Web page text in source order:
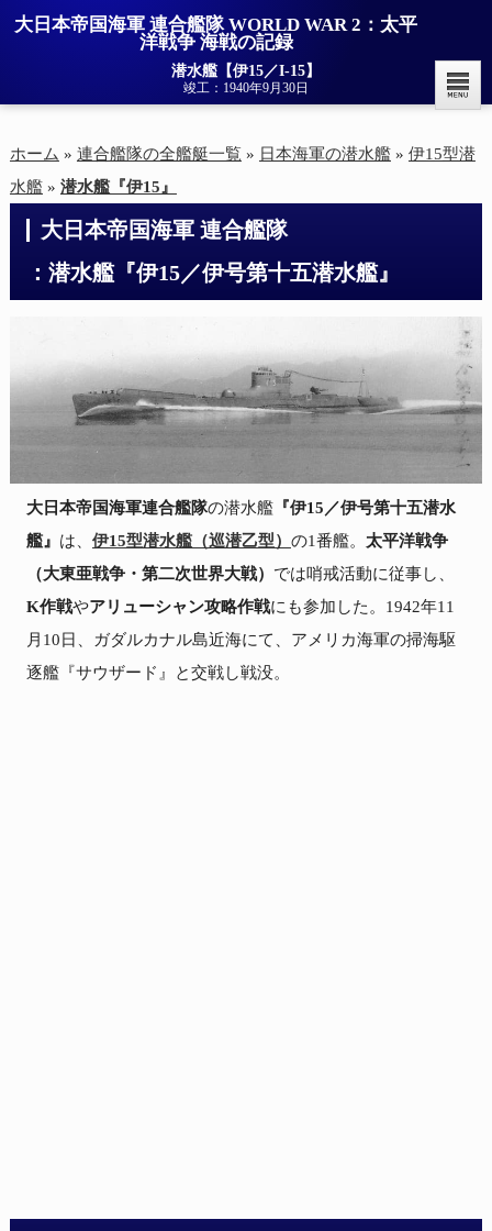
大日本帝国海軍 連合艦隊 WORLD WAR 2：太平
洋戦争 海戦の記録
潜水艦【伊15／I-15】
竣工：1940年9月30日
ホーム » 連合艦隊の全艦艇一覧 » 日本海軍の潜水艦 » 伊15型潜
水艦 » 潜水艦『伊15』
大日本帝国海軍 連合艦隊
：潜水艦『伊15／伊号第十五潜水艦』
大日本帝国海軍連合艦隊の潜水艦『伊15／伊号第十五潜水
艦』 は、 伊15型潜水艦（巡潜乙型） の1番艦。 太平洋戦争
（大東亜戦争・第二次世界大戦） では哨戒活動に従事し、
K作戦やアリューシャン攻略作戦にも参加した。1942年11
月10日、ガダルカナル島近海にて、アメリカ海軍の掃海駆
逐艦『サウザード』と交戦し戦没。